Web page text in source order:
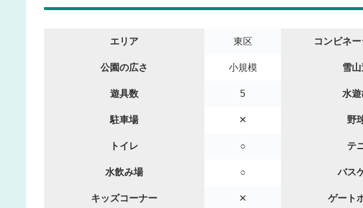
エリア 東区 コンビネ
公園の広さ 小規模 雪
遊具数 5 水
駐車場 ✕ 野
トイレ ○ テ
水飲み場 ○ バス
キッズコーナー ✕ ゲート